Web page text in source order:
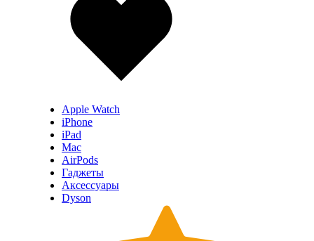
Apple Watch
iPhone
iPad
Mac
AirPods
Гаджеты
Аксессуары
Dyson